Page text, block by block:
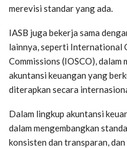
merevisi standar yang ada.
IASB juga bekerja sama
lainnya, seperti International
Commissions (IOSCO), dalam
akuntansi keuangan yang
diterapkan secara
Dalam lingkup akuntansi
dalam mengembangkan
konsisten dan transparan,